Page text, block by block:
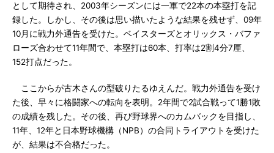
として期待され、2003年シーズンには一軍で22本の本塁打を記
録した。しかし、その後は思い描いたような結果を残せず、09年
10月に戦力外通告を受けた。ベイスターズとオリックス・バファ
ローズ合わせて11年間で、本塁打は60本、打率は2割4分7厘、
152打点だった。
ここからが古木さんの型破りたるゆえんだ。戦力外通告を受け
た後、早々に格闘家への転向を表明。2年間で2試合戦って1勝1敗
の成績を残した。その後、再び野球界へのカムバックを目指し、
11年、12年と日本野球機構（NPB）の合同トライアウトを受けた
が、結果は不合格だった。